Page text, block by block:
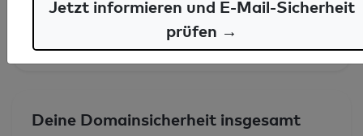
E-Mail-Spoofingschutz: Gut
Deine Domainsicherheit insgesamt
Jetzt informieren und E-Mail-Sicherheit
prüfen →